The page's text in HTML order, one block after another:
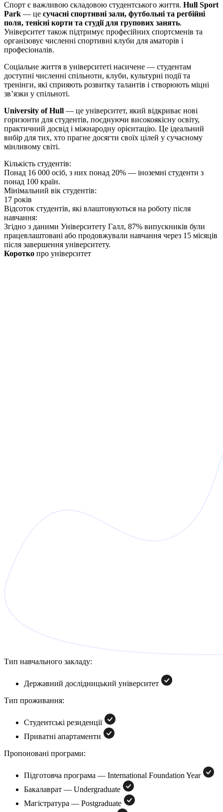
Спорт є важливою складовою студентського життя. Hull Sport
Park — це сучасні спортивні зали, футбольні та регбійні
поля, тенісні корти та студії для групових занять.
Університет також підтримує професійних спортсменів та
організовує численні спортивні клуби для аматорів і
професіоналів.
Соціальне життя в університеті насичене — студентам
доступні численні спільноти, клуби, культурні події та
тренінги, які сприяють розвитку талантів і створюють міцні
зв’язки у спільноті.
University of Hull — це університет, який відкриває нові
горизонти для студентів, поєднуючи високоякісну освіту,
практичний досвід і міжнародну орієнтацію. Це ідеальний
вибір для тих, хто прагне досягти своїх цілей у сучасному
мінливому світі.
Кількість студентів:
Понад 16 000 осіб, з них понад 20% — іноземні студенти з
понад 100 країн.
Мінімальний вік студентів:
17 років
Відсоток студентів, які влаштовуються на роботу після
навчання:
Згідно з даними Університету Галл, 87% випускників були
працевлаштовані або продовжували навчання через 15 місяців
після завершення університету.
Коротко про університет
Тип навчального закладу:
Державний дослідницький університет
Тип проживання:
Студентські резиденції
Приватні апартаменти
Пропоновані програми:
Підготовча програма — International Foundation Year
Бакалаврат — Undergraduate
Магістратура — Postgraduate